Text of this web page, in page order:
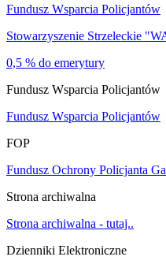
Fundusz Wsparcia Policjantów
Stowarzyszenie Strzeleckie
0,5 % do emerytury
Fundusz Wsparcia Policjantów
Fundusz Wsparcia Policjantów
FOP
Fundusz Ochrony Policjanta
Strona archiwalna
Strona archiwalna - tutaj..
Dzienniki Elektroniczne